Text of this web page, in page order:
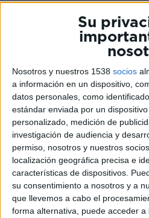
Su
Nosotros y nuestros 1538 socios
a información en un dispositivo,
datos personales, como
estándar enviada por un
personalizado, medición de
investigación de audiencia y
permiso, nosotros y nuestros
localización geográfica precisa e
características de dispositivos.
su consentimiento a nosotros y a
que llevemos a cabo el
forma alternativa, puede acceder
SINOPSIS
El
impactante caso